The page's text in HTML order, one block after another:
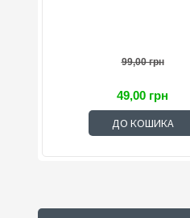
99,00 грн
49,00 грн
ДО КОШИКА